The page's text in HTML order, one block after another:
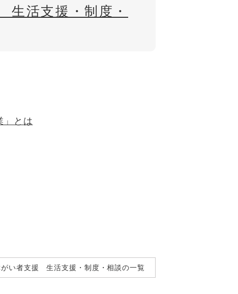
活支援・制度・
」とは
がい者支援 生活支援・制度・相談の一覧